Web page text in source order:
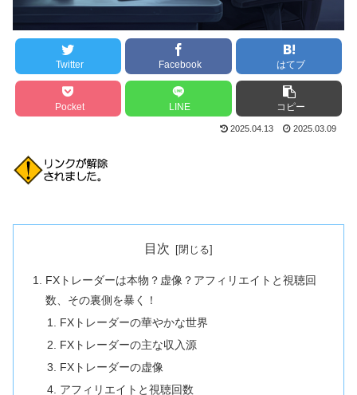
Twitter Facebook はてブ
Pocket LINE コピー
2025.04.13 2025.03.09
目次
FXトレーダーは本物？虚像？アフィリエイトと視聴回
数、その裏側を暴く！
FXトレーダーの華やかな世界
FXトレーダーの主な収入源
FXトレーダーの虚像
アフィリエイトと視聴回数